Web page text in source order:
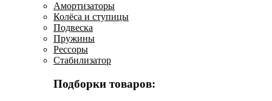
Амортизаторы
Колёса и ступицы
Подвеска
Пружины
Рессоры
Стабилизатор
Подборки товаров: